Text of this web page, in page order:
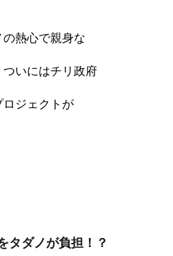
熱心で親身な
いにはチリ政府
ロジェクトが
タダノが負担！？